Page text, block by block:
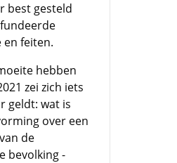
best gesteld
en feiten.
hebben
zei zich iets
geldt: wat is
over een
de
bevolking -